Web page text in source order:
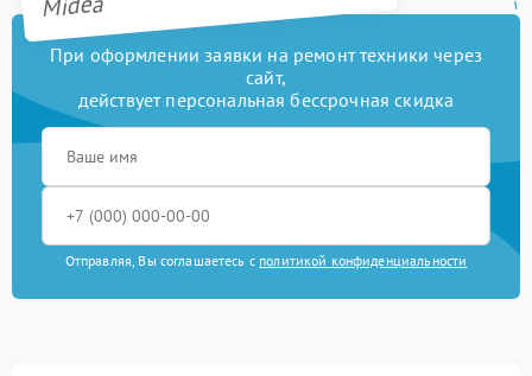
При оформлении заявки на ремонт техники через
сайт,
действует персональная бессрочная скидка
Отправляя, Вы соглашаетесь с политикой конфиденциальности